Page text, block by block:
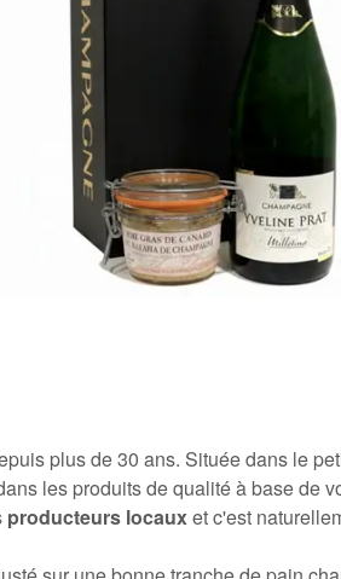
plus de 30 ans. Située dans le
les produits de qualité à base de
producteurs locauxet c'est